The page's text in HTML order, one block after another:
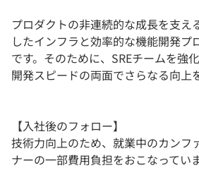
プロダクトの非連続的な成長を支え
したインフラと効率的な機能開発プ
です。そのために、SREチームを強
開発スピードの両面でさらなる向上
【入社後のフォロー】
技術力向上のため、就業中のカンフ
ナーの一部費用負担をおこなっていま